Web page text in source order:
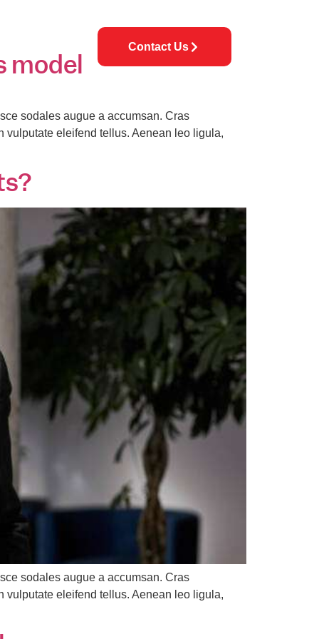
Contact Us
model
sodales augue a accumsan. Cras
vulputate eleifend tellus. Aenean leo ligula,
sodales augue a accumsan. Cras
vulputate eleifend tellus. Aenean leo ligula,